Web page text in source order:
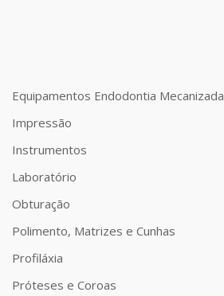
Equipamentos Endodontia Mecanizada
Impressão
Instrumentos
Laboratório
Obturação
Polimento, Matrizes e Cunhas
Profiláxia
Próteses e Coroas